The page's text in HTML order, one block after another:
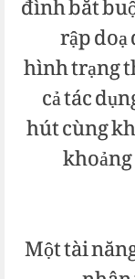
rập
hình trạng
cả tác
hút cùng
Một tài